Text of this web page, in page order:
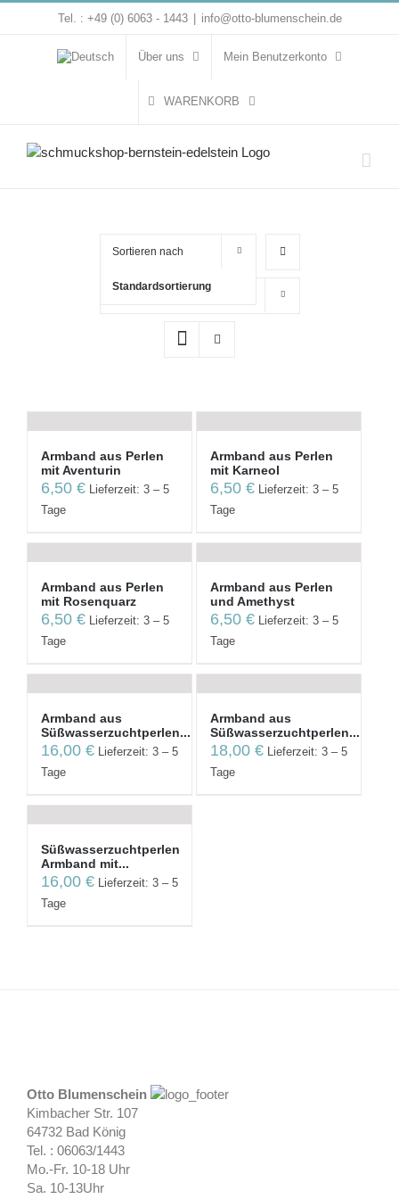
Tel. : +49 (0) 6063 - 1443 info@otto-blumenschein.de
Über uns Mein Benutzerkonto
WARENKORB
Sortieren nach
Standardsortierung
Armband aus Perlen
mit Aventurin
6,50 €
Lieferzeit: 3 – 5
Tage
Armband aus Perlen
mit Karneol
6,50€
Lieferzeit: 3 – 5
Tage
Armband aus Perlen
mit Rosenquarz
6,50 €
Lieferzeit: 3 – 5
Tage
Armband aus Perlen
und Amethyst
6,50€
Lieferzeit: 3 – 5
Tage
Armband aus
Süßwasserzuchtperlen...
16,00 €
Lieferzeit: 3 – 5
Tage
Armband aus
Süßwasserzuchtperlen...
18,00€
Lieferzeit: 3 – 5
Tage
Süßwasserzuchtperlen
Armband mit...
16,00 €
Lieferzeit: 3 – 5
Tage
Otto Blumenschein
Kimbacher Str. 107
64732 Bad König
Tel. : 06063/1443
Mo.-Fr. 10-18 Uhr
Sa. 10-13Uhr